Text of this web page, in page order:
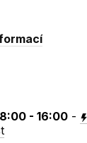
- 16:00 -